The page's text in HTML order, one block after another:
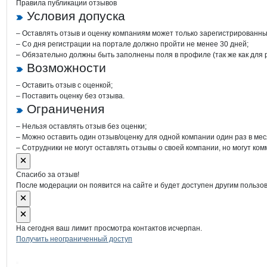
Правила публикации отзывов
Условия допуска
– Оставлять отзыв и оценку компаниям может только
– Со дня регистрации на портале должно пройти не менее 30 дней;
– Обязательно должны быть заполнены поля в профиле (так же как
Возможности
– Оставить отзыв с оценкой;
– Поставить оценку без отзыва.
Ограничения
– Нельзя оставлять отзыв без оценки;
– Можно оставить один отзыв/оценку для одной компании один раз в
– Сотрудники не могут оставлять отзывы о своей компании, но могут
Спасибо за отзыв!
После модерации он появится на сайте и будет доступен другим
На сегодня ваш лимит просмотра контактов исчерпан.
Получить неограниченный доступ